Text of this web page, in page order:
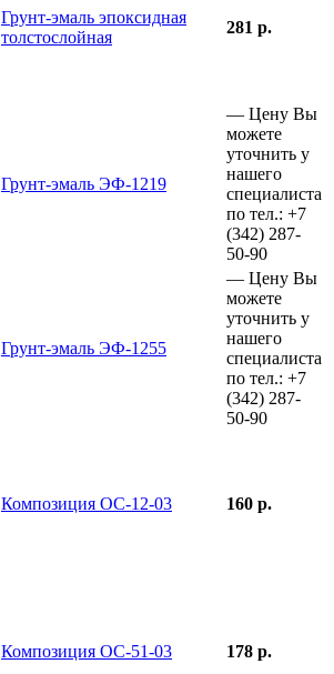
Грунт-эмаль эпоксидная
толстослойная
281 р.
Грунт-эмаль ЭФ-1219
— Цену Вы
можете
уточнить у
нашего
специалиста
по тел.: +7
(342) 287-
50-90
Грунт-эмаль ЭФ-1255
— Цену Вы
можете
уточнить у
нашего
специалиста
по тел.: +7
(342) 287-
50-90
Композиция ОС-12-03 160 р.
Композиция ОС-51-03 178 р.